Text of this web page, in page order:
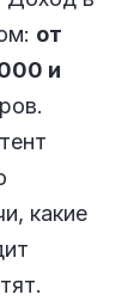
от
и
какие